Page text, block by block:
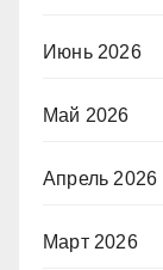
Июнь 2026
Май 2026
Апрель 2026
Март 2026